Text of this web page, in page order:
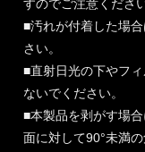
すのでご注意ください
■汚れが付着した場
さい。
■直射日光の下やフ
ないでください。
■本製品を剥がす場
面に対して90°未満